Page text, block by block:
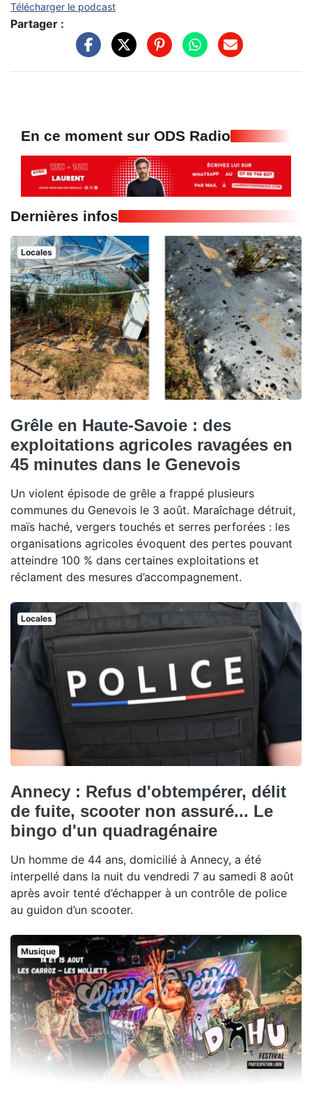
Télécharger le podcast
Partager :
En ce moment sur ODS Radio
Dernières infos
Locales
Grêle en Haute-Savoie : des
exploitations agricoles ravagées en
45 minutes dans le Genevois
Un violent épisode de grêle a frappé plusieurs
communes du Genevois le 3 août. Maraîchage détruit,
maïs haché, vergers touchés et serres perforées : les
organisations agricoles évoquent des pertes pouvant
atteindre 100 % dans certaines exploitations et
réclament des mesures d’accompagnement.
Locales
Annecy : Refus d'obtempérer, délit
de fuite, scooter non assuré... Le
bingo d'un quadragénaire
Un homme de 44 ans, domicilié à Annecy, a été
interpellé dans la nuit du vendredi 7 au samedi 8 août
après avoir tenté d’échapper à un contrôle de police
au guidon d’un scooter.
Musique